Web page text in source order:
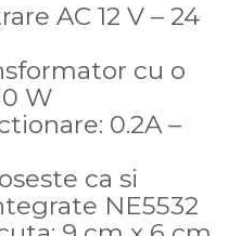
AC 12 V – 24
cu o
W
0.2A –
ca si
NE5532